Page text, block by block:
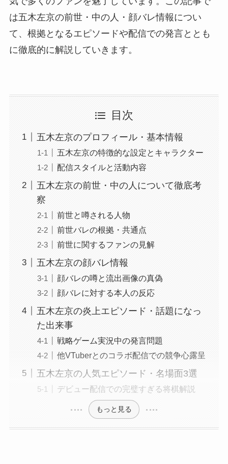
は五木左京の前世・中の人・顔バレ情報につい
て、根拠となるエピソードや配信での発言ととも
に徹底的に解説していきます。
目次
五木左京のプロフィール・基本情報
五木左京の特徴的な設定とキャラクター
配信スタイルと活動内容
五木左京の前世・中の人について徹底考
察
前世と噂される人物
前世バレの根拠・共通点
前世に関するファンの見解
五木左京の顔バレ情報
顔バレの噂と流出画像の真偽
顔バレに対する本人の反応
五木左京の炎上エピソード・話題になっ
た出来事
戦略ゲーム実況中の発言問題
他VTuberとのコラボ配信での競争心露呈
五木左京の人気エピソード・名場面3選
デビュー配信での完璧すぎる将棋解説
もっと見る